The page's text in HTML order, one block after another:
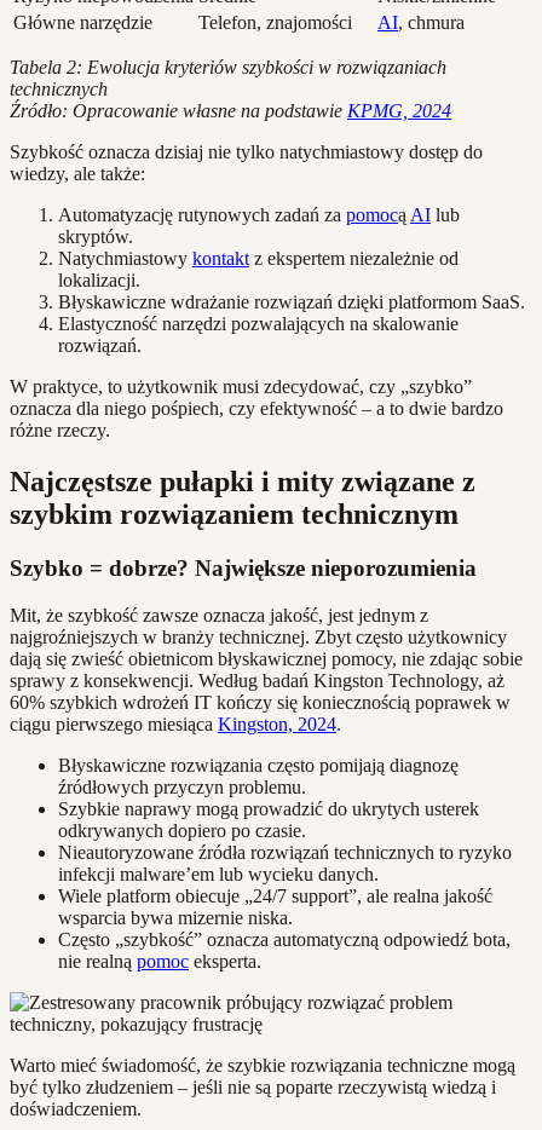
Główne narzędzie
Telefon, znajomości AI, chmura
Tabela 2: Ewolucja kryteriów szybkości w rozwiązaniach
technicznych
Źródło: Opracowanie własne na podstawie KPMG, 2024
Szybkość oznacza dzisiaj nie tylko natychmiastowy dostęp do
wiedzy, ale także:
Automatyzację rutynowych zadań za pomocą AI lub
skryptów.
Natychmiastowy kontakt z ekspertem niezależnie od
lokalizacji.
Błyskawiczne wdrażanie rozwiązań dzięki platformom SaaS.
Elastyczność narzędzi pozwalających na skalowanie
rozwiązań.
W praktyce, to użytkownik musi zdecydować, czy „szybko”
oznacza dla niego pośpiech, czy efektywność – a to dwie bardzo
różne rzeczy.
Najczęstsze pułapki i mity związane z
szybkim rozwiązaniem technicznym
Szybko = dobrze? Największe nieporozumienia
Mit, że szybkość zawsze oznacza jakość, jest jednym z
najgroźniejszych w branży technicznej. Zbyt często użytkownicy
dają się zwieść obietnicom błyskawicznej pomocy, nie zdając sobie
sprawy z konsekwencji. Według badań Kingston Technology, aż
60% szybkich wdrożeń IT kończy się koniecznością poprawek w
ciągu pierwszego miesiąca Kingston, 2024.
Błyskawiczne rozwiązania często pomijają diagnozę
źródłowych przyczyn problemu.
Szybkie naprawy mogą prowadzić do ukrytych usterek
odkrywanych dopiero po czasie.
Nieautoryzowane źródła rozwiązań technicznych to ryzyko
infekcji malware’em lub wycieku danych.
Wiele platform obiecuje „24/7 support”, ale realna jakość
wsparcia bywa mizernie niska.
Często „szybkość” oznacza automatyczną odpowiedź bota,
nie realną pomoc eksperta.
Warto mieć świadomość, że szybkie rozwiązania techniczne mogą
być tylko złudzeniem – jeśli nie są poparte rzeczywistą wiedzą i
doświadczeniem.